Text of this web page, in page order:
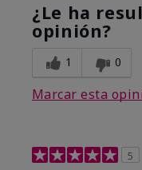
¿Le ha
opinión?
1 0
Marcar esta
5